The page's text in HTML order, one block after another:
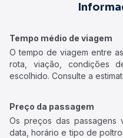
Tempo médio de viagem
O tempo de viagem entre
rota, viação, condições
escolhido. Consulte a
Preço da passagem
Os preços das passagens
data, horário e tipo de